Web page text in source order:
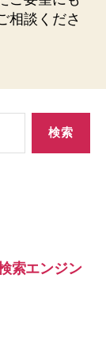
相談くださ
索エンジン